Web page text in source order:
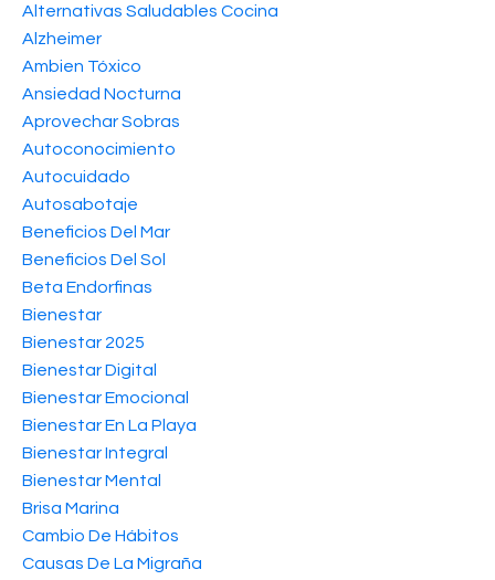
Alternativas Saludables Cocina
Alzheimer
Ambien Tóxico
Ansiedad Nocturna
Aprovechar Sobras
Autoconocimiento
Autocuidado
Autosabotaje
Beneficios Del Mar
Beneficios Del Sol
Beta Endorfinas
Bienestar
Bienestar 2025
Bienestar Digital
Bienestar Emocional
Bienestar En La Playa
Bienestar Integral
Bienestar Mental
Brisa Marina
Cambio De Hábitos
Causas De La Migraña